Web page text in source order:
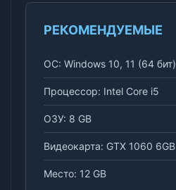
РЕКОМЕНДУЕМЫЕ
ОС: Windows 10, 11 (64 бит)
Процессор: Intel Core i5
ОЗУ: 8 GB
Видеокарта: GTX 1060 6GB
Место: 12 GB